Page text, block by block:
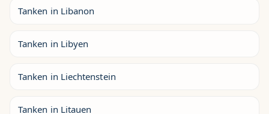
Tanken in Libanon
Tanken in Libyen
Tanken in Liechtenstein
Tanken in Litauen